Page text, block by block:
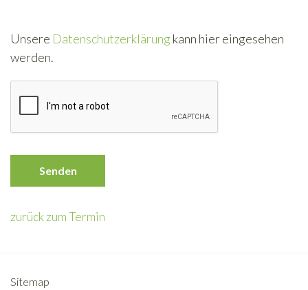
Unsere Datenschutzerklärung kann hier eingesehen
werden.
Senden
zurück zum Termin
Sitemap